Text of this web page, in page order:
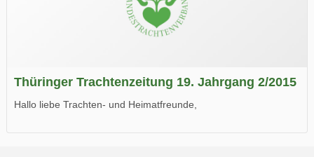
Thüringer Trachtenzeitung 19. Jahrgang 2/2015
Hallo liebe Trachten- und Heimatfreunde,